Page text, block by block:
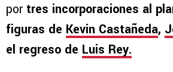
por tres incorporaciones al
figuras de Kevin Castañeda,
el regreso de Luis Rey.